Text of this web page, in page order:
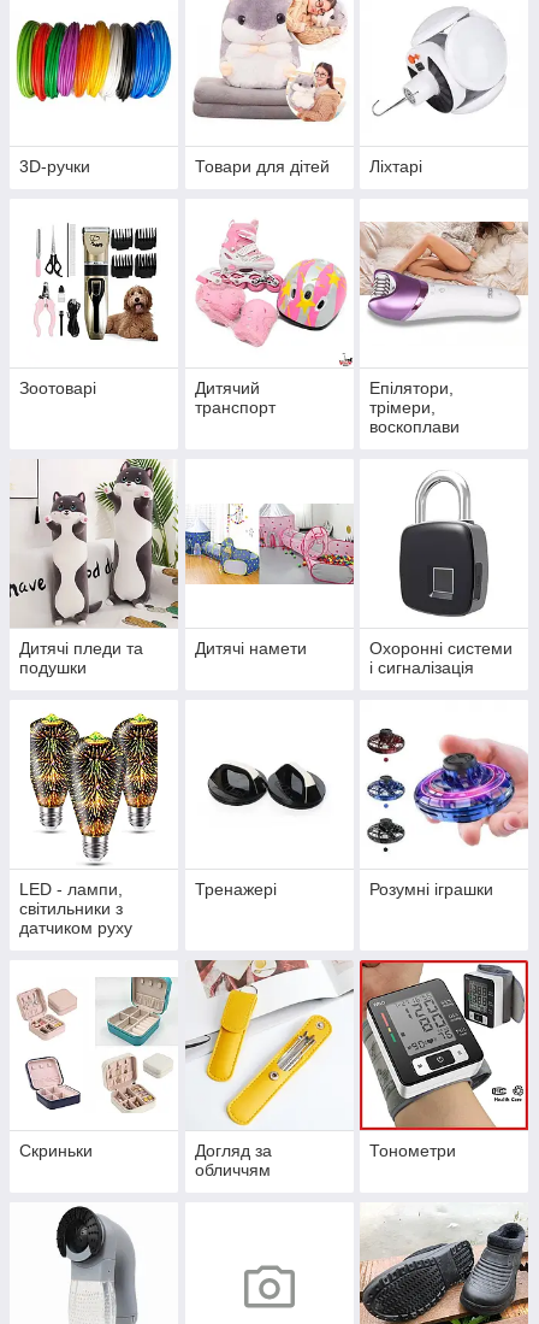
3D-ручки Товари для дітей Ліхтарі
Зоотоварі
Дитячий
транспорт
Епілятори,
трімери,
воскоплави
Дитячі пледи та
подушки
Дитячі намети
Охоронні системи
і сигналізація
LED - лампи,
світильники з
датчиком руху
Тренажері Розумні іграшки
Скриньки
Догляд за
обличчям
Тонометри